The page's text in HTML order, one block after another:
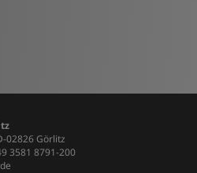
02826 Görlitz
3581 8791-200